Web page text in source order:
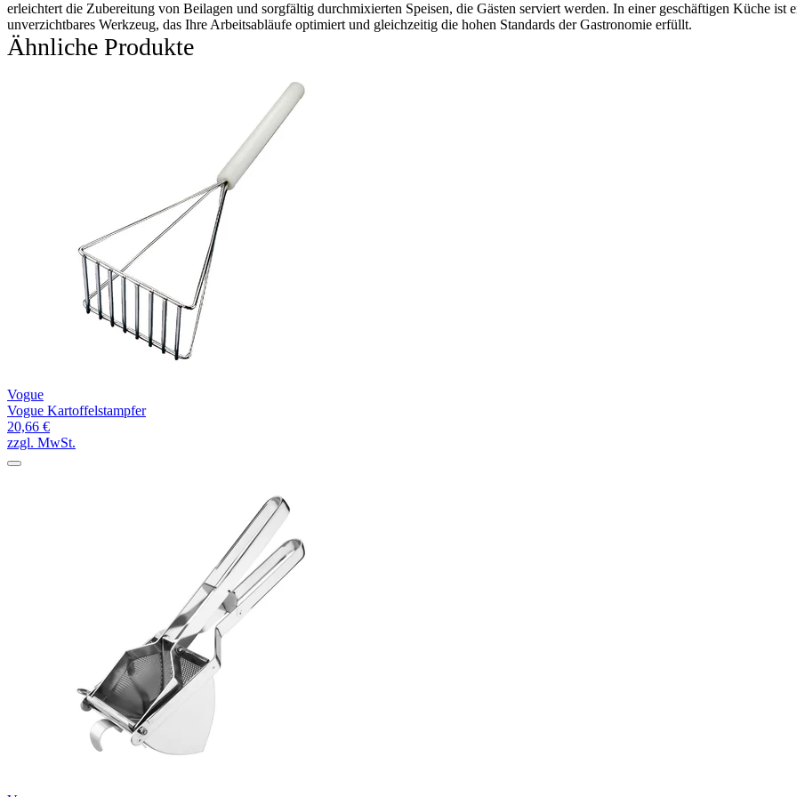
erleichtert die Zubereitung von Beilagen und sorgfältig durchmixierten Speisen, die Gästen serviert werden. In einer geschäftigen Küche ist
unverzichtbares Werkzeug, das Ihre Arbeitsabläufe optimiert und gleichzeitig die hohen Standards der Gastronomie erfüllt.
Ähnliche Produkte
Vogue
Vogue Kartoffelstampfer
20,66 €
zzgl. MwSt.